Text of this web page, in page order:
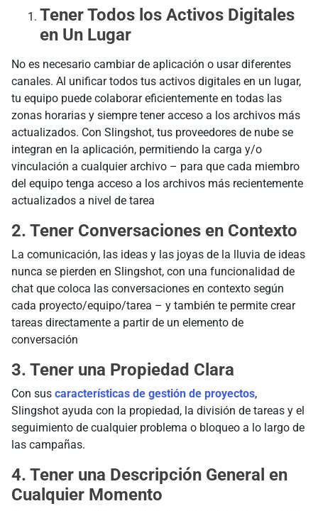
Tener Todos los Activos Digitales
en Un Lugar
No es necesario cambiar de aplicación o usar diferentes
canales. Al unificar todos tus activos digitales en un lugar,
tu equipo puede colaborar eficientemente en todas las
zonas horarias y siempre tener acceso a los archivos más
actualizados. Con Slingshot, tus proveedores de nube se
integran en la aplicación, permitiendo la carga y/o
vinculación a cualquier archivo – para que cada miembro
del equipo tenga acceso a los archivos más recientemente
actualizados a nivel de tarea
2. Tener Conversaciones en Contexto
La comunicación, las ideas y las joyas de la lluvia de ideas
nunca se pierden en Slingshot, con una funcionalidad de
chat que coloca las conversaciones en contexto según
cada proyecto/equipo/tarea – y también te permite crear
tareas directamente a partir de un elemento de
conversación
3. Tener una Propiedad Clara
Con sus características de gestión de proyectos,
Slingshot ayuda con la propiedad, la división de tareas y el
seguimiento de cualquier problema o bloqueo a lo largo de
las campañas.
4. Tener una Descripción General en
Cualquier Momento